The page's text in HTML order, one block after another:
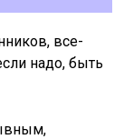
все-
надо, быть